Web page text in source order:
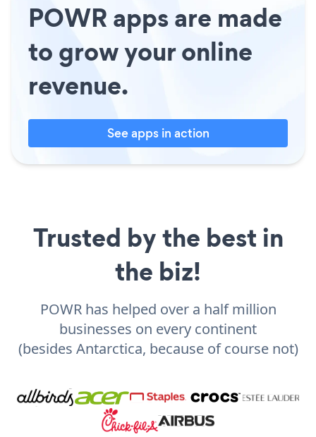
POWR apps are made
to grow your online
revenue.
See apps in action
Trusted by the best in
the biz!
POWR has helped over a half million
businesses on every continent
(besides Antarctica, because of course not)